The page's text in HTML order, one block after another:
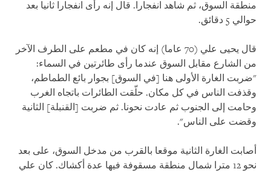
منطقة السوق، ثم شاهد انفجارا. قال إنه رأى انفجارا ثانيا بعد
حوالي 5 دقائق
.
قال يحيى علي (70 عاما) إنه كان في مطعم على الطرف الآخر
من الشارع مقابل السوق عندما رأى طائرتين في السماء:
"ضربت الغارة الأولى هنا [في السوق] بجوار بائع الطماطم،
وقذفت الناس في كل مكان. حلّقت الطائرات باتجاه الغرب
وحامت إلى الجنوب ثم عادت نحونا. ثم ضربت [القنبلة] الثانية
وقضت على الناس".
أصابت الغارة الثانية موقعا بالقرب من مدخل السوق، على بعد
نحو 12 مترا شمال منطقة مسقوفة فيها عدة أكشاك. كان علي